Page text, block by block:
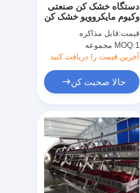
دستگاه خشک کن صنعتی
وکیوم مایکروویو خشک کن
قیمت:قابل مذاکره
MOQ:1 مجموعه
آخرین قیمت را دریافت کنید
حالا صحبت کن